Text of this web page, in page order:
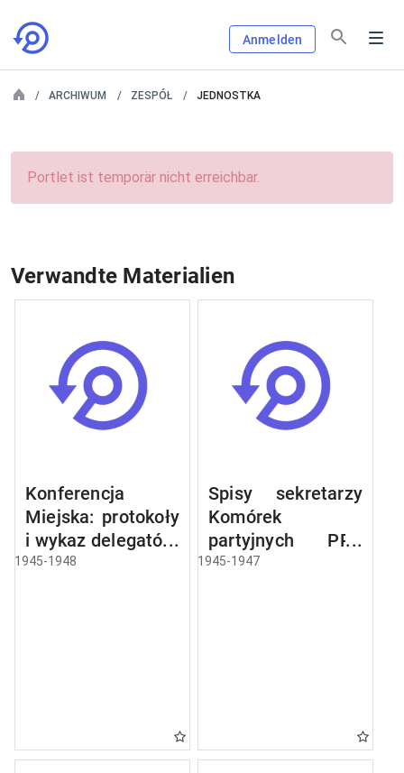
Anmelden
ARCHIWUM ZESPÓŁ JEDNOSTKA
Portlet ist temporär nicht erreichbar.
Verwandte Materialien
Konferencja
Miejska: protokoły
i wykaz delegatów,
sprawozdania,
1945-1948
Spisy sekretarzy
Komórek
partyjnych PPR
miasta Olsztyna
1945-1947